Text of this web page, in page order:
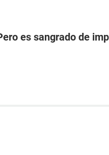
es sangrado de